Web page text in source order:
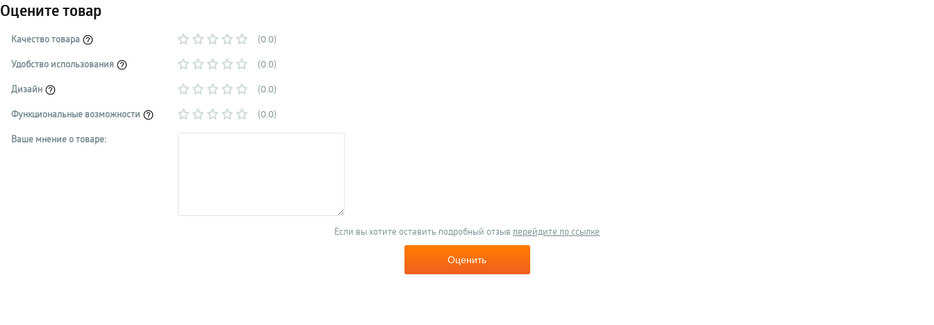
Оцените товар
Качество товара
(0.0)
Удобство использования
(0.0)
Дизайн
(0.0)
Функциональные возможности
(0.0)
Ваше мнение о товаре:
Если вы хотите оставить подробный отзыв перейдите по ссылке
Оценить